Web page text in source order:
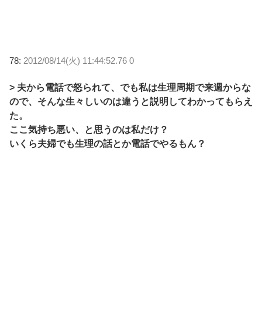
78: 2012/08/14(火) 11:44:52.76 0
> 夫から電話で怒られて、でも私は生理周期で来週からな
ので、そんな生々しいのは違うと説明してわかってもらえ
た。
ここ気持ち悪い、と思うのは私だけ？
いくら夫婦でも生理の話とか電話でやるもん？